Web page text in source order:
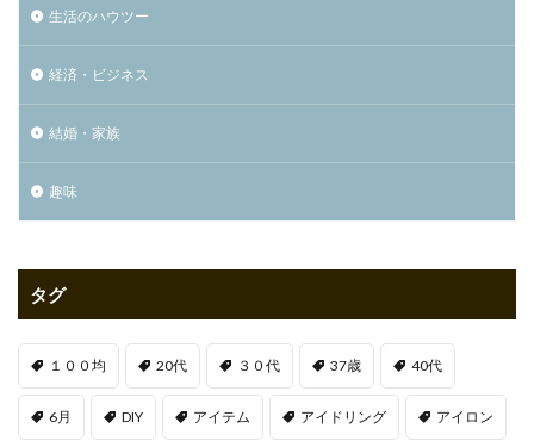
生活のハウツー
経済・ビジネス
結婚・家族
趣味
タグ
１００均 20代 ３０代 37歳 40代
6月 DIY アイテム アイドリング アイロン